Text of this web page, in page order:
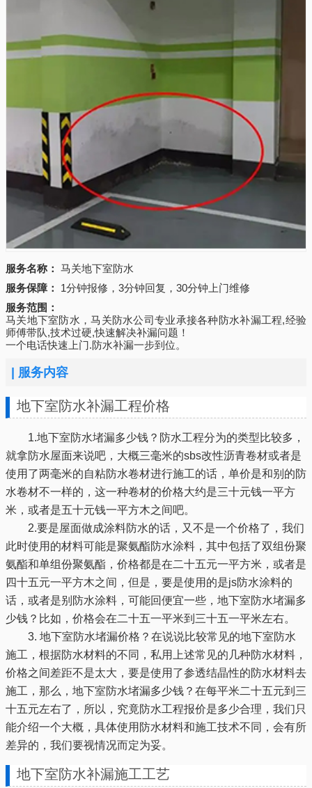
服务名称： 马关地下室防水
服务保障：
1分钟报修，3分钟回复，30分钟上门维修
服务范围：
马关地下室防水，马关防水公司专业承接各种防水补漏工程,经验
师傅带队,技术过硬,快速解决补漏问题！
一个电话快速上门.防水补漏一步到位。
服务内容
地下室防水补漏工程价格
1.地下室防水堵漏多少钱？防水工程分为的类型比较多，
就拿防水屋面来说吧，大概三毫米的sbs改性沥青卷材或者是
使用了两毫米的自粘防水卷材进行施工的话，单价是和别的防
水卷材不一样的，这一种卷材的价格大约是三十元钱一平方
米，或者是五十元钱一平方木之间吧。
2.要是屋面做成涂料防水的话，又不是一个价格了，我们
此时使用的材料可能是聚氨酯防水涂料，其中包括了双组份聚
氨酯和单组份聚氨酯，价格都是在二十五元一平方米，或者是
四十五元一平方木之间，但是，要是使用的是js防水涂料的
话，或者是别防水涂料，可能回便宜一些，地下室防水堵漏多
少钱？比如，价格会在二十五一平米到三十五一平米左右。
3. 地下室防水堵漏价格？在说说比较常见的地下室防水
施工，根据防水材料的不同，私用上述常见的几种防水材料，
价格之间差距不是太大，要是使用了参透结晶性的防水材料去
施工，那么，地下室防水堵漏多少钱？在每平米二十五元到三
十五元左右了，所以，究竟防水工程报价是多少合理，我们只
能介绍一个大概，具体使用防水材料和施工技术不同，会有所
差异的，我们要视情况而定为妥。
地下室防水补漏施工工艺